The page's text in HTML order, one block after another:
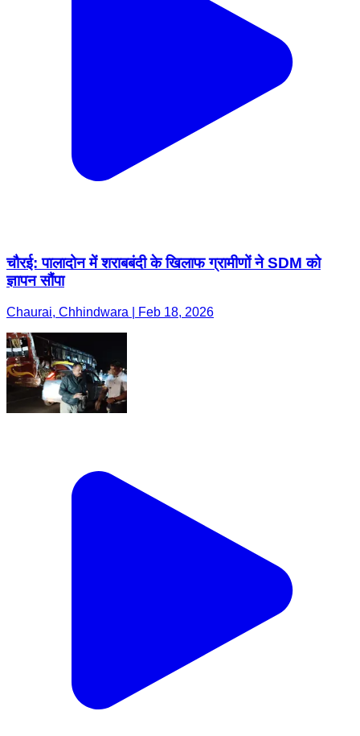
चौरई: पालादोन में शराबबंदी के खिलाफ ग्रामीणों ने SDM को
ज्ञापन सौंपा
Chaurai, Chhindwara | Feb 18, 2026